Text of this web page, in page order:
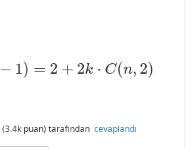
− 1) = 2 + 2k ⋅ C(n, 2)
(n−1) =2+ 2k⋅C (n,2 )
(3.4k puan) tarafından cevaplandı